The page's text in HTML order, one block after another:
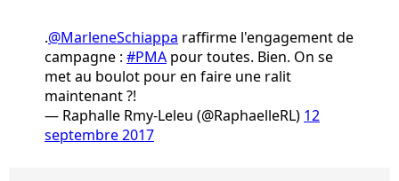
.@MarleneSchiappa raffirme l'engagement de
campagne : #PMA pour toutes. Bien. On se
met au boulot pour en faire une ralit
maintenant ?!
— Raphalle Rmy-Leleu (@RaphaelleRL) 12
septembre 2017